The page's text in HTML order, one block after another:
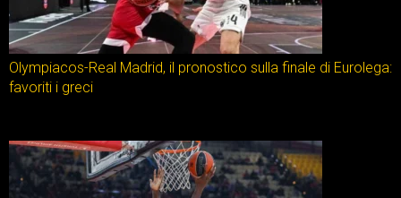
Olympiacos-Real Madrid, il pronostico sulla finale di Eurolega:
favoriti i greci